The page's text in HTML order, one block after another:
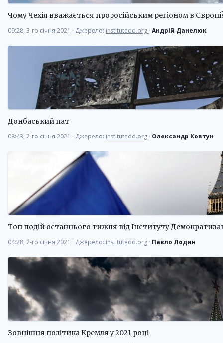
Чому Чехія вважається проросійським регіоном в
09:28, 3-го січня 2021 · Джерело: institutedd.org · Андрій Данелюк
Донбаський пат
08:43, 2-го січня 2021 · Джерело: institutedd.org · Олександр Ковтун
Топ подій останнього тижня від Інституту
04:28, 2-го січня 2021 · Джерело: institutedd.org · Павло Лодин
Зовнішня політика Кремля у 2021 році